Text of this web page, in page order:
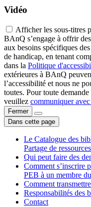
Vidéo
Afficher les sous-titres
BAnQ s’engage à offrir
aux besoins spécifiques
de handicap, en tenant
dans la Politique
extérieures à BAnQ
l’accessibilité et nous ne
toutes. Pour toute
veuillez communiquer
Fermer
Dans cette page
Le Catalogue des
Partage de
Qui peut faire des
Comment s’inscrire
PEB à un membre
Comment
Responsabilités des
Contact